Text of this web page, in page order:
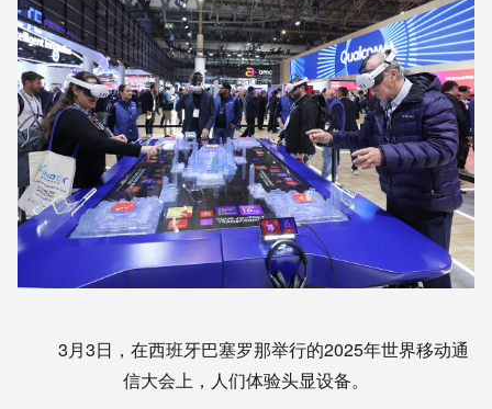
3月3日，在西班牙巴塞罗那举行的2025年世界移动通
信大会上，人们体验头显设备。